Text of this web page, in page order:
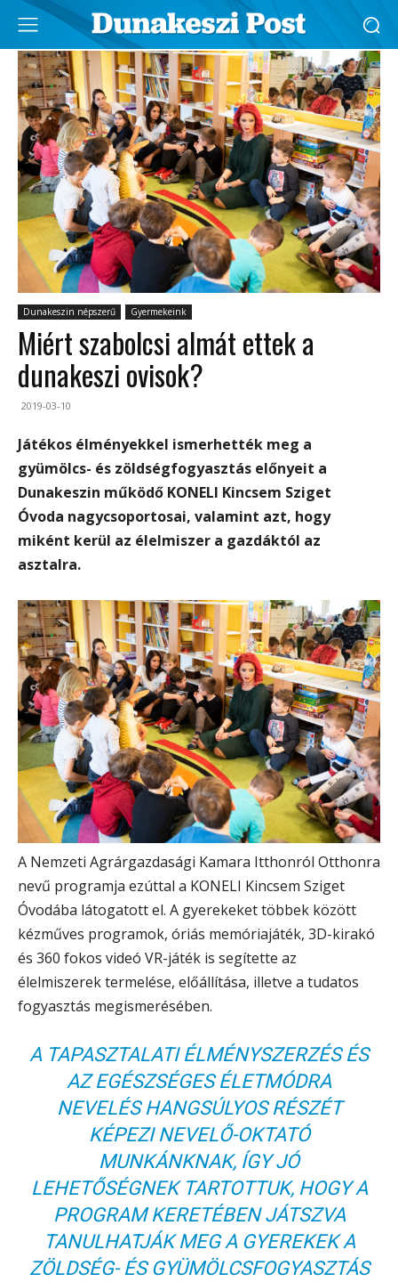
Dunakeszin népszerű Gyermekeink
Miért szabolcsi almát ettek a
dunakeszi ovisok?
2019-03-10
Játékos élményekkel ismerhették meg a
gyümölcs- és zöldségfogyasztás előnyeit a
Dunakeszin működő KONELI Kincsem Sziget
Óvoda nagycsoportosai, valamint azt, hogy
miként kerül az élelmiszer a gazdáktól az
asztalra.
A Nemzeti Agrárgazdasági Kamara Itthonról Otthonra
nevű programja ezúttal a KONELI Kincsem Sziget
Óvodába látogatott el. A gyerekeket többek között
kézműves programok, óriás memóriajáték, 3D-kirakó
és 360 fokos videó VR-játék is segítette az
élelmiszerek termelése, előállítása, illetve a tudatos
fogyasztás megismerésében.
A TAPASZTALATI ÉLMÉNYSZERZÉS ÉS
AZ EGÉSZSÉGES ÉLETMÓDRA
NEVELÉS HANGSÚLYOS RÉSZÉT
KÉPEZI NEVELŐ-OKTATÓ
MUNKÁNKNAK, ÍGY JÓ
LEHETŐSÉGNEK TARTOTTUK, HOGY A
PROGRAM KERETÉBEN JÁTSZVA
TANULHATJÁK MEG A GYEREKEK A
ZÖLDSÉG- ÉS GYÜMÖLCSFOGYASZTÁS